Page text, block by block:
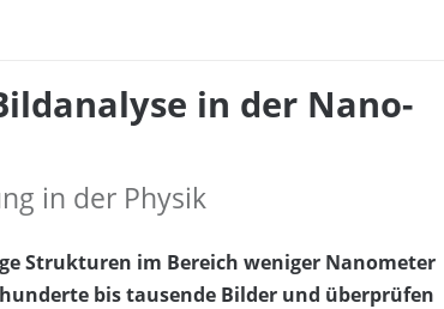
in der Nano-
in der Physik
Strukturen im Bereich weniger Nanometer
bis tausende Bilder und überprüfen